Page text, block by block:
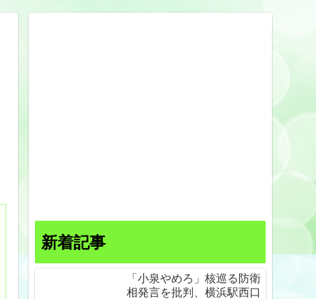
新着記事
「小泉やめろ」核巡る防衛
相発言を批判、横浜駅西口